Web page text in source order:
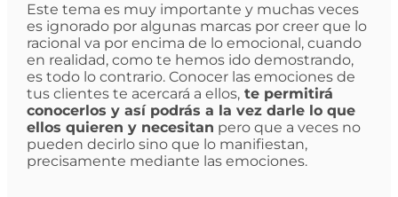
Este tema es muy importante y muchas veces
es ignorado por algunas marcas por creer que lo
racional va por encima de lo emocional, cuando
en realidad, como te hemos ido demostrando,
es todo lo contrario. Conocer las emociones de
tus clientes te acercará a ellos,te permitirá
conocerlos y así podrás a la vez darle lo que
ellos quieren y necesitan pero que a veces no
pueden decirlo sino que lo manifiestan,
precisamente mediante las emociones.